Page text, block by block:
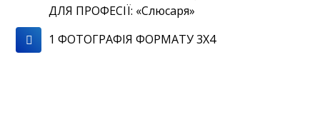
ДЛЯ ПРОФЕСІЇ: «Слюсаря»
1 ФОТОГРАФІЯ ФОРМАТУ 3X4